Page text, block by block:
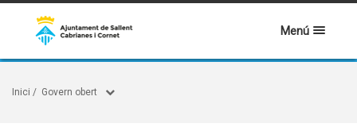
Menú
Inici / Govern obert